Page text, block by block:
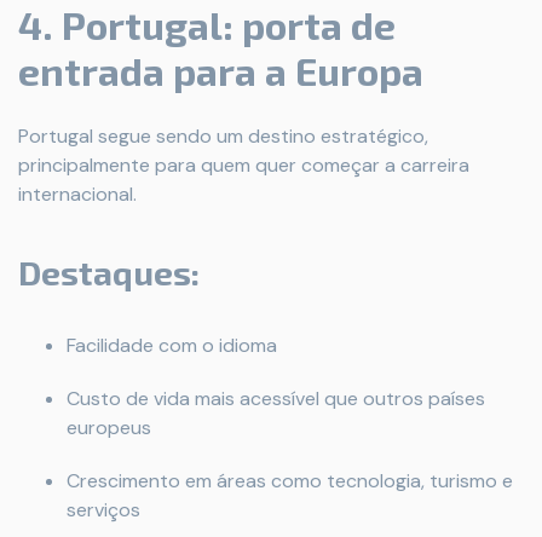
4. Portugal: porta de
entrada para a Europa
Portugal segue sendo um destino estratégico,
principalmente para quem quer começar a carreira
internacional.
Destaques:
Facilidade com o idioma
Custo de vida mais acessível que outros países
europeus
Crescimento em áreas como tecnologia, turismo e
serviços